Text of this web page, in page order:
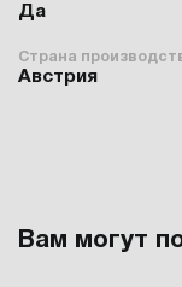
Да
Страна
Австрия
Вам могут